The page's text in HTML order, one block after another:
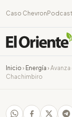
Caso Chevron
Inicio › Energía ›
Chachimbiro